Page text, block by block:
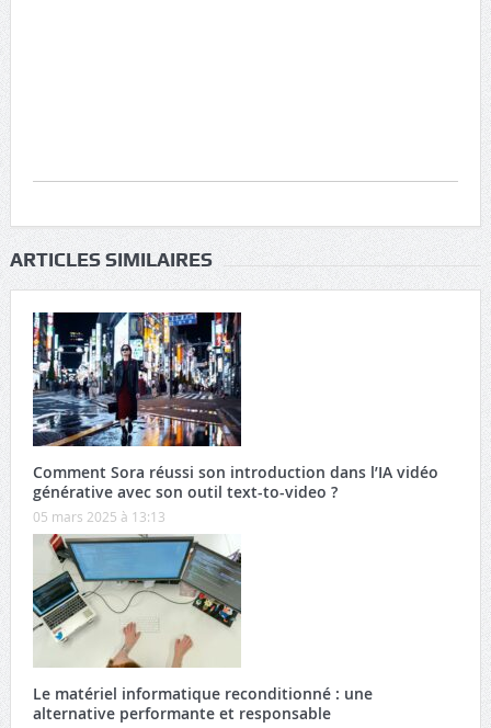
ARTICLES SIMILAIRES
Comment Sora réussi son introduction dans l’IA vidéo
générative avec son outil text-to-video ?
05 mars 2025 à 13:13
Le matériel informatique reconditionné : une
alternative performante et responsable